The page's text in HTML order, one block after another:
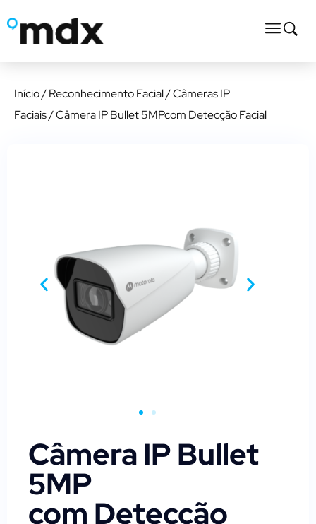
Início/Reconhecimento Facial/Câmeras IP
Faciais/ Câmera IP Bullet 5MPcom Detecção Facial
Câmera IP Bullet
5MP
com Detecção